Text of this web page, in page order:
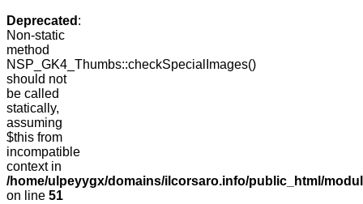
Deprecated :
Non-static
method
NSP_GK4_Thumbs::checkSpecialImages()
should not
be called
statically,
assuming
$this from
incompatible
context in
/home/ulpeyygx/domains/ilcorsaro.info/public_html/
on line 51